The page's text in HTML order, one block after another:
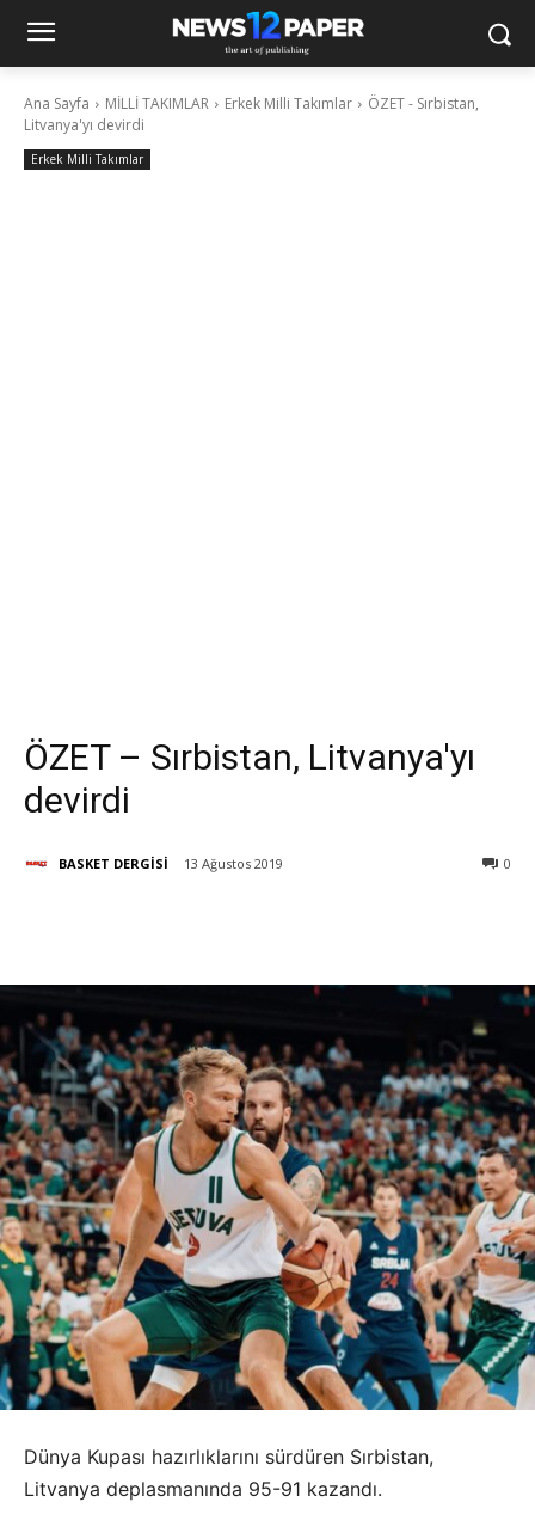
Ana Sayfa MİLLİ TAKIMLAR Erkek Milli Takımlar
ÖZET - Sırbistan,
Litvanya'yı devirdi
Erkek Milli Takımlar
ÖZET – Sırbistan, Litvanya'yı
devirdi
BASKET DERGİSİ 13 Ağustos 2019 0
Dünya Kupası hazırlıklarını sürdüren Sırbistan,
Litvanya deplasmanında 95-91 kazandı.